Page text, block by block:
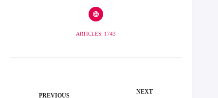
ARTICLES: 1743
PREVIOUS
NEXT